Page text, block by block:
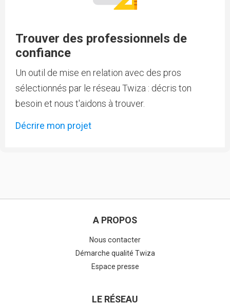
Trouver des professionnels de
confiance
Un outil de mise en relation avec des pros
sélectionnés par le réseau Twiza : décris ton
besoin et nous t'aidons à trouver.
Décrire mon projet
A PROPOS
Nous contacter
Démarche qualité Twiza
Espace presse
LE RÉSEAU